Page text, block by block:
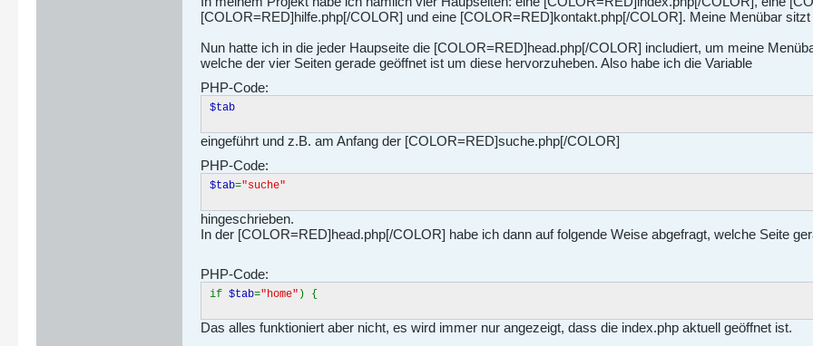
[COLOR=RED]hilfe.php[/COLOR] und eine [COLOR=RED]kontakt.php[/COLOR]. Meine Menübar
Nun hatte ich in die jeder Haupseite die [COLOR=RED]head.php[/COLOR] includiert, um meine
welche der vier Seiten gerade geöffnet ist um diese hervorzuheben. Also habe ich die Variable
PHP-Code:
$tab
eingeführt und z.B. am Anfang der [COLOR=RED]suche.php[/COLOR]
PHP-Code:
$tab="suche"
hingeschrieben.
In der [COLOR=RED]head.php[/COLOR] habe ich dann auf folgende Weise abgefragt, welche Seite
PHP-Code:
if $tab="home" ) {
Das alles funktioniert aber nicht, es wird immer nur angezeigt, dass die index.php aktuell geöffnet ist.